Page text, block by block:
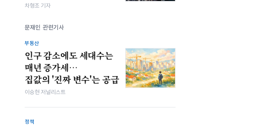
차형조 기자
문재인 관련기사
부동산
인구 감소에도 세대수는
매년 증가세…
집값의 '진짜 변수'는 공급
이승현 저널리스트
정책